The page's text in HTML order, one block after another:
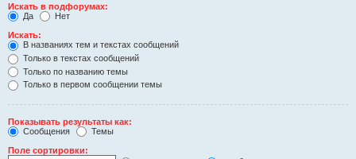
Искать в подфорумах:
Да
Нет
Искать:
В названиях тем и текстах сообщений
Только в текстах сообщений
Только по названию темы
Только в первом сообщении темы
Показывать результаты как:
Сообщения
Темы
Поле сортировки: